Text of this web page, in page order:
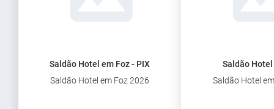
Saldão Hotel em Foz - PIX
Saldão Hotel em Foz 2026
Saldão Hotel
Saldão Hotel